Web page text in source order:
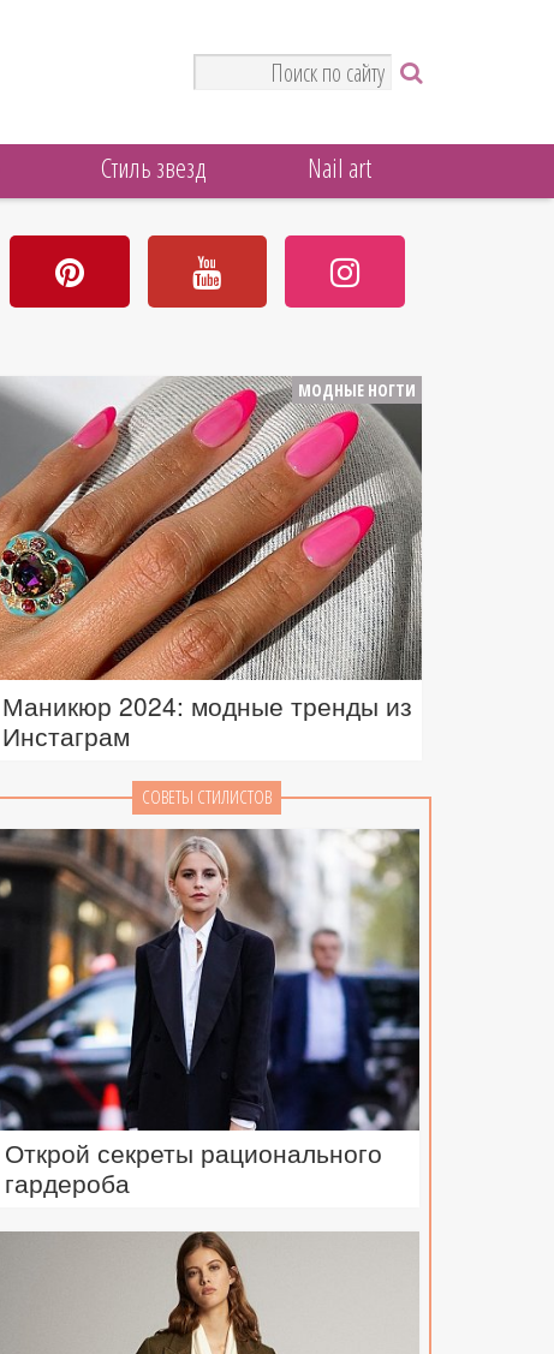
Стиль звезд Nail art
МОДНЫЕ НОГТИ
Маникюр 2024: модные тренды из
Инстаграм
СОВЕТЫ СТИЛИСТОВ
Открой секреты рационального
гардероба